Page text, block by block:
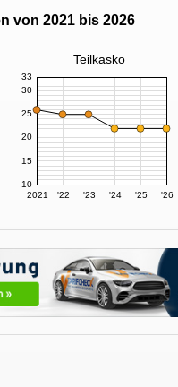
von 2021 bis 2026
Teilkasko
2021 '22 '23 '24 '25 '26
10
15
20
25
30
33